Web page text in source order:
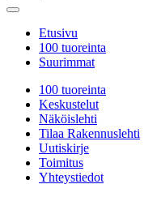
Etusivu
100 tuoreinta
Suurimmat
100 tuoreinta
Keskustelut
Näköislehti
Tilaa Rakennuslehti
Uutiskirje
Toimitus
Yhteystiedot